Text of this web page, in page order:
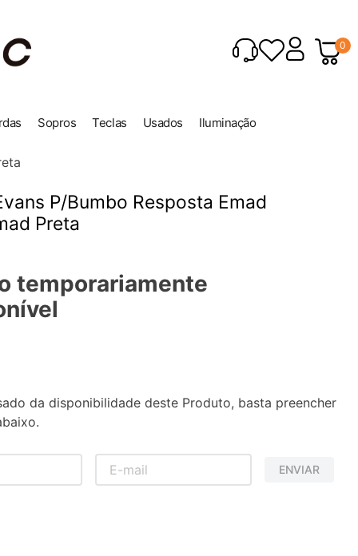
0
Sopros Teclas Usados Iluminação
P/Bumbo Resposta Emad
Preta
temporariamente
da disponibilidade deste Produto, basta preencher
ENVIAR